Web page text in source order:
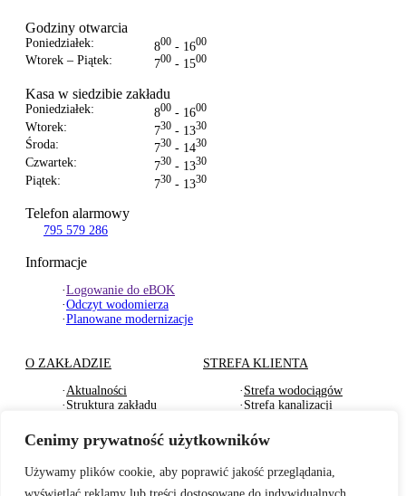
Cenimy prywatność użytkowników
Używamy plików cookie, aby poprawić jakość przeglądania,
Godziny otwarcia
Poniedziałek: 800 - 1600
Wtorek – Piątek: 700 - 1500
Kasa w siedzibie zakładu
Poniedziałek: 800 - 1600
Wtorek: 730 - 1330
Środa: 730 - 1430
Czwartek: 730 - 1330
Piątek: 730 - 1330
Telefon alarmowy
795 579 286
Informacje
·Logowanie do eBOK
·Odczyt wodomierza
·Planowane modernizacje
O ZAKŁADZIE
·Aktualności
· Struktura zakładu
·Oferty pracy
STREFA KLIENTA
· Strefa wodociągów
· Strefa kanalizacji
komunalnych
·Strefa odbioru odpadów